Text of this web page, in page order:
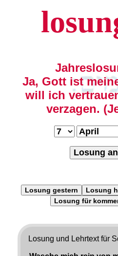
Ja, Gott ist
will ich
verzagen.
Losung
Losung gestern Losung
Losung für
Losung und Lehrtext für